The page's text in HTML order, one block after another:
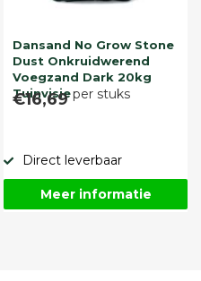
Dansand No Grow Stone
Dust Onkruidwerend
Voegzand Dark 20kg
Tuinvisie
€16,69per stuks
Direct leverbaar
Meer informatie